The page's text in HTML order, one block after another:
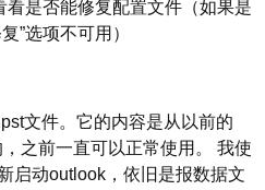
看是否能修复配置文件（如果是
”选项不可用）
文件。它的内容是从以前的
之前一直可以正常使用。 我使
启动outlook，依旧是报数据文